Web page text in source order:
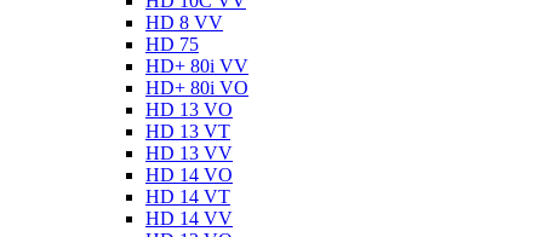
HD 8 VV
HD 75
HD+ 80i VV
HD+ 80i VO
HD 13 VO
HD 13 VT
HD 13 VV
HD 14 VO
HD 14 VT
HD 14 VV